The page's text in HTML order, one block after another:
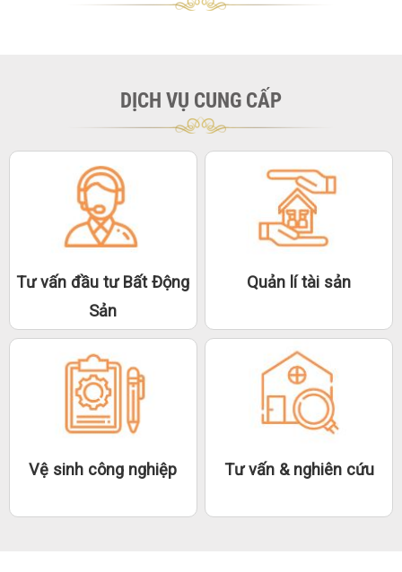
DỊCH VỤ CUNG CẤP
Tư vấn đầu tư Bất Động
Sản
Quản lí tài sản
Vệ sinh công nghiệp Tư vấn & nghiên cứu